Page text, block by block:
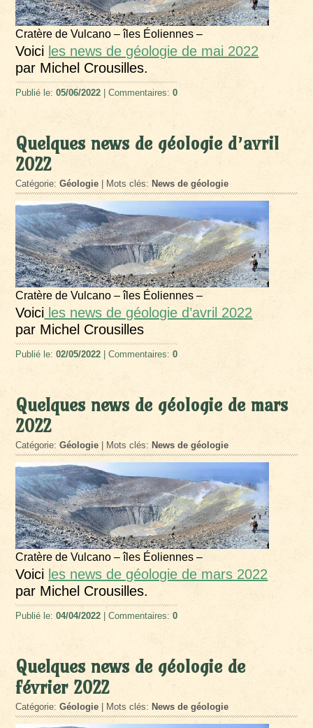
Cratère de Vulcano – îles Éoliennes –
Voici les news de géologie de mai 2022
par Michel Crousilles.
Publié le:05/06/2022 | Commentaires:0
Quelques news de géologie d’avril
2022
Catégorie:Géologie | Mots clés: News de géologie
Cratère de Vulcano – îles Éoliennes –
Voici les news de géologie d’avril 2022
par Michel Crousilles
Publié le:02/05/2022 | Commentaires:0
Quelques news de géologie de mars
2022
Catégorie:Géologie | Mots clés: News de géologie
Cratère de Vulcano – îles Éoliennes –
Voici les news de géologie de mars 2022
par Michel Crousilles.
Publié le:04/04/2022 | Commentaires:0
Quelques news de géologie de
février 2022
Catégorie:Géologie | Mots clés: News de géologie